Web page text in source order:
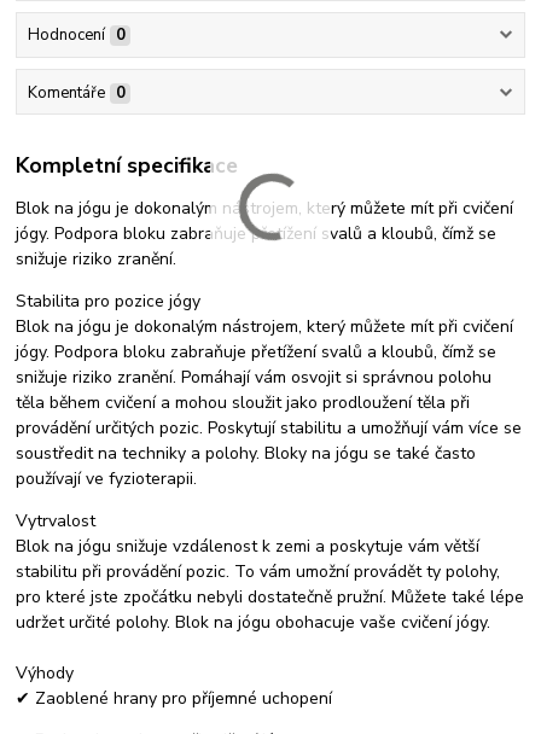
Hodnocení 0
Komentáře 0
Kompletní specifikace
Blok na jógu je dokonalým nástrojem, který můžete mít při cvičení
jógy. Podpora bloku zabraňuje přetížení svalů a kloubů, čímž se
snižuje riziko zranění.
Stabilita pro pozice jógy
Blok na jógu je dokonalým nástrojem, který můžete mít při cvičení
jógy. Podpora bloku zabraňuje přetížení svalů a kloubů, čímž se
snižuje riziko zranění. Pomáhají vám osvojit si správnou polohu
těla během cvičení a mohou sloužit jako prodloužení těla při
provádění určitých pozic. Poskytují stabilitu a umožňují vám více se
soustředit na techniky a polohy. Bloky na jógu se také často
používají ve fyzioterapii.
Vytrvalost
Blok na jógu snižuje vzdálenost k zemi a poskytuje vám větší
stabilitu při provádění pozic. To vám umožní provádět ty polohy,
pro které jste zpočátku nebyli dostatečně pružní. Můžete také lépe
udržet určité polohy. Blok na jógu obohacuje vaše cvičení jógy.
Výhody
✔ Zaoblené hrany pro příjemné uchopení